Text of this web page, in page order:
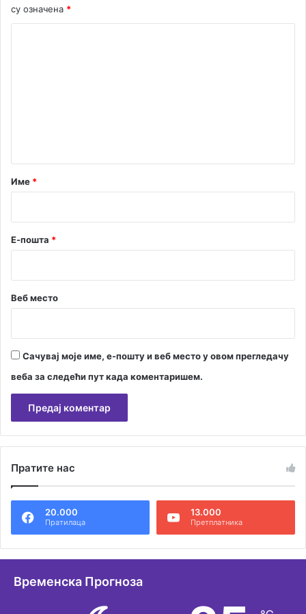
су означена *
р
Име *
Е-пошта *
Веб место
Сачувај моје име, е-пошту и веб место у овом прегледачу
веба за следећи пут када коментаришем.
т
н
т
Пратите нас
20.000
Пратилаца
13.000
Претплатника
Временска Прогноза